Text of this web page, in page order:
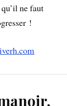
ne faut
!